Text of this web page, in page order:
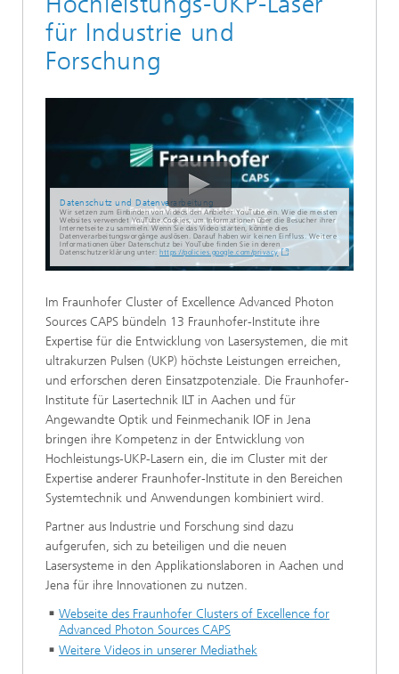
für Industrie und
Forschung
Datenschutz und Datenverarbeitung
Wir setzen zum Einbinden von Videos den Anbieter YouTube ein. Wie die meisten
Websites verwendet YouTube Cookies, um Informationen über die Besucher ihrer
Internetseite zu sammeln. Wenn Sie das Video starten, könnte dies
Datenverarbeitungsvorgänge auslösen. Darauf haben wir keinen Einfluss. Weitere
Informationen über Datenschutz bei YouTube finden Sie in deren
Datenschutzerklärung unter: https://policies.google.com/privacy
Im Fraunhofer Cluster of Excellence Advanced Photon
Sources CAPS bündeln 13 Fraunhofer-Institute ihre
Expertise für die Entwicklung von Lasersystemen, die mit
ultrakurzen Pulsen (UKP) höchste Leistungen erreichen,
und erforschen deren Einsatzpotenziale. Die Fraunhofer-
Institute für Lasertechnik ILT in Aachen und für
Angewandte Optik und Feinmechanik IOF in Jena
bringen ihre Kompetenz in der Entwicklung von
Hochleistungs-UKP-Lasern ein, die im Cluster mit der
Expertise anderer Fraunhofer-Institute in den Bereichen
Systemtechnik und Anwendungen kombiniert wird.
Partner aus Industrie und Forschung sind dazu
aufgerufen, sich zu beteiligen und die neuen
Lasersysteme in den Applikationslaboren in Aachen und
Jena für ihre Innovationen zu nutzen.
Webseite des Fraunhofer Clusters of Excellence for
Advanced Photon Sources CAPS
Weitere Videos in unserer Mediathek